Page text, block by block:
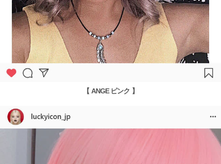
【 ANGE ピンク 】